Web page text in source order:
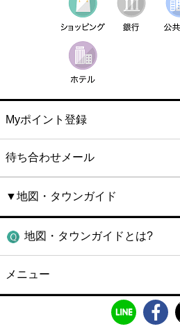
Myポイント登録
待ち合わせメール
▼地図・タウンガイド
地図・タウンガイドとは?
メニュー